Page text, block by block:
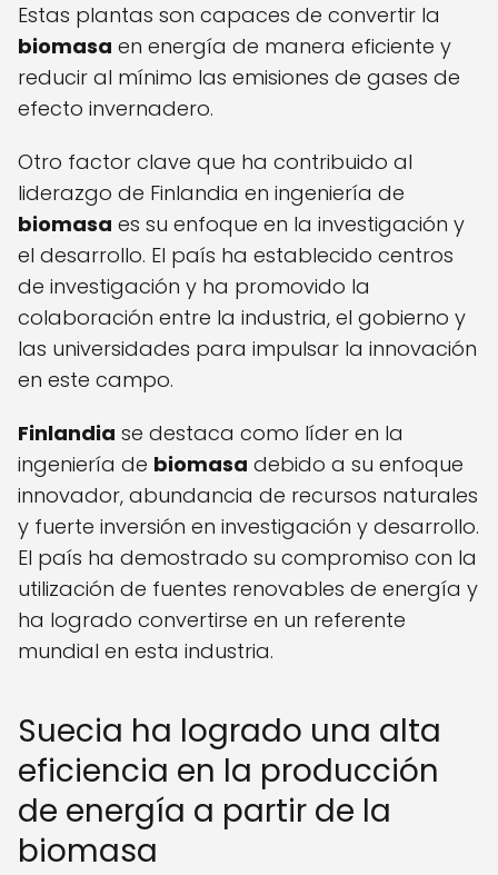
Estas plantas son capaces de convertir la
biomasa en energía de manera eficiente y
reducir al mínimo las emisiones de gases de
efecto invernadero.
Otro factor clave que ha contribuido al
liderazgo de Finlandia en ingeniería de
biomasa es su enfoque en la investigación y
el desarrollo. El país ha establecido centros
de investigación y ha promovido la
colaboración entre la industria, el gobierno y
las universidades para impulsar la innovación
en este campo.
Finlandia se destaca como líder en la
ingeniería de biomasa debido a su enfoque
innovador, abundancia de recursos naturales
y fuerte inversión en investigación y desarrollo.
El país ha demostrado su compromiso con la
utilización de fuentes renovables de energía y
ha logrado convertirse en un referente
mundial en esta industria.
Suecia ha logrado una alta
eficiencia en la producción
de energía a partir de la
biomasa